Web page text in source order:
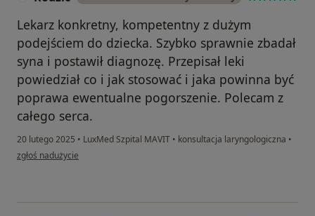
Lekarz konkretny, kompetentny z dużym
podejściem do dziecka. Szybko sprawnie zbadał
syna i postawił diagnozę. Przepisał leki
powiedział co i jak stosować i jaka powinna być
poprawa ewentualne pogorszenie. Polecam z
całego serca.
20 lutego 2025 • LuxMed Szpital MAVIT • konsultacja laryngologiczna •
w opinii użytkownika Rodzic
zgłoś nadużycie